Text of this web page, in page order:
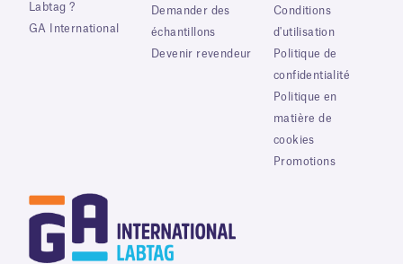
Labtag ?
GA International
Demander des
échantillons
Devenir revendeur
Conditions
d'utilisation
Politique de
confidentialité
Politique en
matière de
cookies
Promotions